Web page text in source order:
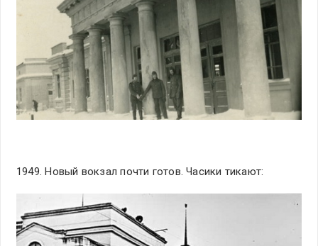
1949. Новый вокзал почти готов. Часики тикают: